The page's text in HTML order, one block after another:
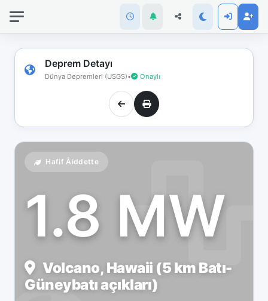
Deprem Detayı
Dünya Depremleri (USGS)• Onaylı
Hafif Åiddette
1.8 MW
Volcano, Hawaii (5 km Batı-
Güneybatı açıkları)
bağlantınız
koptu!
Çevrimdışı
moddasınız.